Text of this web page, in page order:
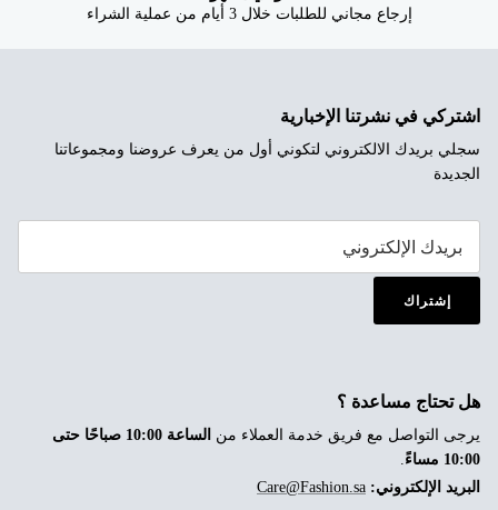
إرجاع مجاني للطلبات خلال 3 أيام من عملية الشراء
اشتركي في نشرتنا الإخبارية
سجلي بريدك الالكتروني لتكوني أول من يعرف عروضنا ومجموعاتنا
الجديدة
إشتراك
هل تحتاج مساعدة ؟
يرجى التواصل مع فريق خدمة العملاء من
الساعة 10:00 صباحًا حتى
10:00 مساءً
.
البريد الإلكتروني: Care@Fashion.sa